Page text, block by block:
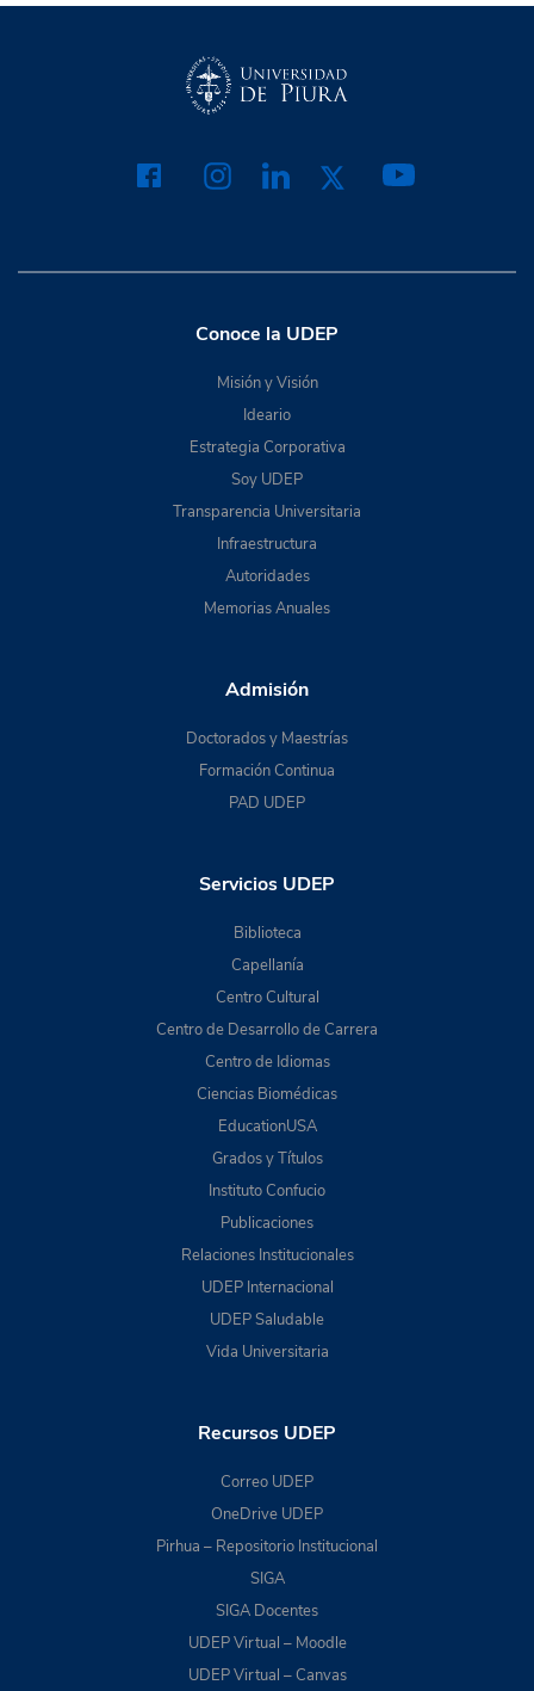
Conoce la UDEP
Misión y Visión
Ideario
Estrategia Corporativa
Soy UDEP
Transparencia Universitaria
Infraestructura
Autoridades
Memorias Anuales
Admisión
Doctorados y Maestrías
Formación Continua
PAD UDEP
Servicios UDEP
Biblioteca
Capellanía
Centro Cultural
Centro de Desarrollo de Carrera
Centro de Idiomas
Ciencias Biomédicas
EducationUSA
Grados y Títulos
Instituto Confucio
Publicaciones
Relaciones Institucionales
UDEP Internacional
UDEP Saludable
Vida Universitaria
Recursos UDEP
Correo UDEP
OneDrive UDEP
Pirhua – Repositorio Institucional
SIGA
SIGA Docentes
UDEP Virtual – Moodle
UDEP Virtual – Canvas